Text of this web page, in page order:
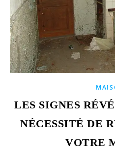
LES SIGNES
NÉCESSITÉ DE
VOTRE